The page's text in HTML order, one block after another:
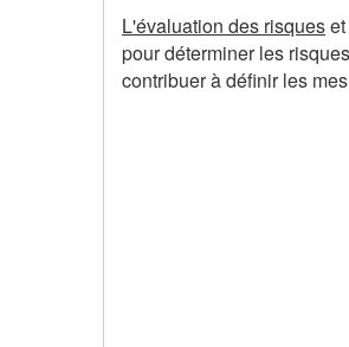
L'évaluation des risques
pour déterminer les
contribuer à définir les